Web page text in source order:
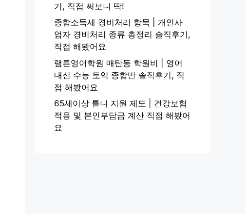
기, 직접 써보니 딱!
종합소득세 경비처리 항목 | 개인사
업자 경비처리 종류 총정리 솔직후기,
직접 해봤어요
램튼영어학원 매탄동 학원비 | 영어
내신 수능 토익 종합반 솔직후기, 직
접 해봤어요
65세이상 틀니 지원 제도 | 건강보험
적용 및 본인부담금 계산 직접 해봤어
요